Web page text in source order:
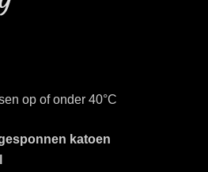
op of onder 40°C
katoen